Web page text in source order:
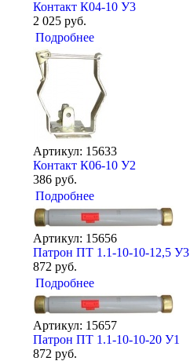
Контакт К04-10 У3
2 025 руб.
Подробнее
Артикул: 15633
Контакт К06-10 У2
386 руб.
Подробнее
Артикул: 15656
Патрон ПТ 1.1-10-10-12,5 У3
872 руб.
Подробнее
Артикул: 15657
Патрон ПТ 1.1-10-10-20 У1
872 руб.